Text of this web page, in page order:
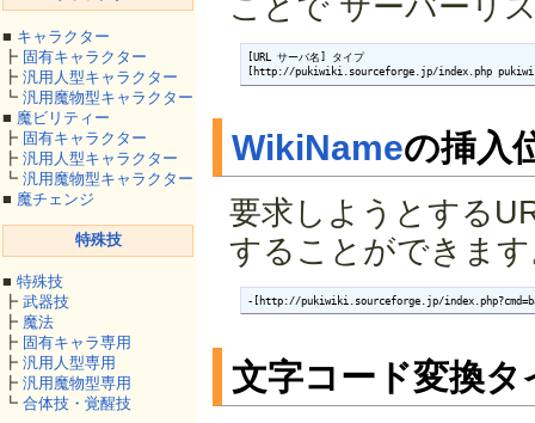
■ キャラクター
┣ 固有キャラクター
┣ 汎用人型キャラクター
┗ 汎用魔物型キャラクター
■ 魔ビリティー
┣ 固有キャラクター
┣ 汎用人型キャラクター
┗ 汎用魔物型キャラクター
■ 魔チェンジ
特殊技
■ 特殊技
┣ 武器技
┣ 魔法
┣ 固有キャラ専用
┣ 汎用人型専用
┣ 汎用魔物型専用
┗ 合体技・覚醒技
ことで サーバーリ
[URL サーバ名] タイプ
[http://pukiwiki.sourceforge.jp/index.php
WikiNameの挿入
要求しようとする
することができま
-[http://pukiwiki.sourceforge.jp/
文字コード変換タ